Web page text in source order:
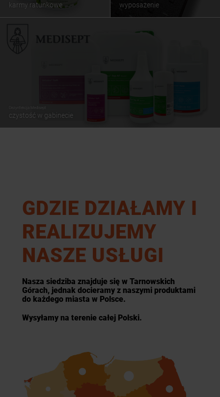
Dezynfekcja Medisept
czystość w gabinecie
karmy ratunkowe wyposażenie
GDZIE DZIAŁAMY I
REALIZUJEMY
NASZE USŁUGI
Nasza siedziba znajduje się w Tarnowskich
Górach, jednak docieramy z naszymi produktami
do każdego miasta w Polsce.
Wysyłamy na terenie całej Polski.